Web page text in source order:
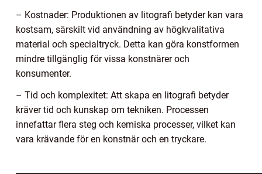
– Kostnader: Produktionen av litografi betyder kan vara
kostsam, särskilt vid användning av högkvalitativa
material och specialtryck. Detta kan göra konstformen
mindre tillgänglig för vissa konstnärer och
konsumenter.
– Tid och komplexitet: Att skapa en litografi betyder
kräver tid och kunskap om tekniken. Processen
innefattar flera steg och kemiska processer, vilket kan
vara krävande för en konstnär och en tryckare.